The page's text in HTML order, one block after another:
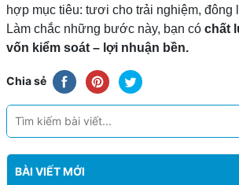
hợp mục tiêu: tươi cho trải nghiệm, đông
Làm chắc những bước này, bạn có chất
vốn kiểm soát – lợi nhuận bền.
Chia sẻ
BÀI VIẾT MỚI